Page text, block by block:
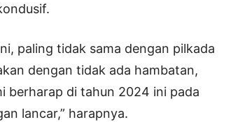
paling tidak sama dengan pilkada
dengan tidak ada hambatan,
berharap di tahun 2024 ini pada
lancar,” harapnya.